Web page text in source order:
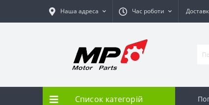
Наша адреса Час роботи
Список категорій